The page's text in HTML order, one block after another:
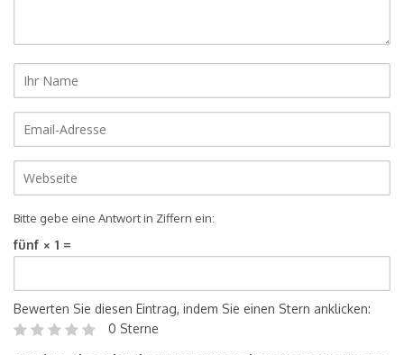
Bitte gebe eine Antwort in Ziffern ein:
fünf × 1 =
Bewerten Sie diesen Eintrag, indem Sie einen Stern anklicken:
0 Sterne